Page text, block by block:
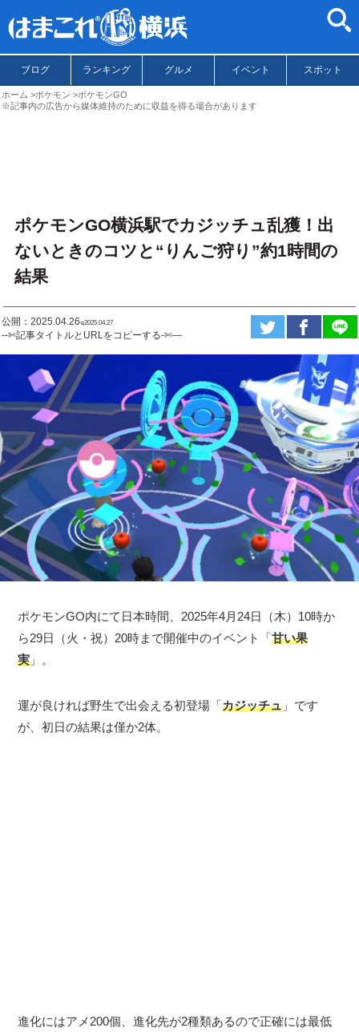
ブログ ランキング グルメ イベント スポット
ホーム ポケモン
ポケモンGO
※記事内の広告から媒体維持のために収益を得る場合があります
ポケモンGO横浜駅でカジッチュ乱獲！出
ないときのコツと“りんご狩り”約1時間の
結果
公開：2025.04.26ಇ2025.04.27
--✄記事タイトルとURLをコピーする-✄—
ポケモンGO内にて日本時間、2025年4月24日（木）10時か
ら29日（火・祝）20時まで開催中のイベント「甘い果
実 」。
運が良ければ野生で出会える初登場「カジッチュ 」です
が、初日の結果は僅か2体。
進化にはアメ200個、進化先が2種類あるので正確には最低